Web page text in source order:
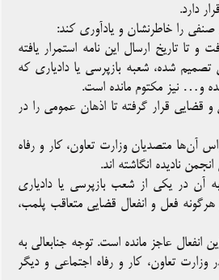
دارد.
صنفی را خاطرنشان و یادآوری کند:
تصمیم دادستان وقت تهران در تاریخ ۱۴/۵/۱۳۸۸ صورت پذیرفت و تا تاریخ ارسال این نامه استمرار یافته
تصمیم شده، شعبه‌ بازپرسی یا دادیاری که
و… نیز مکتوم مانده است.
قضایی قرار گرفته تا اذهان عمومی را در
آن‌ها متصدیان وزارت تعاون، کار و رفاه
نادیده انگاشته اند.
آن در یکی از شعب بازپرسی یا دادیاری
دفتر این انجمن و فقدان هرگونه فعل و انفعال قضایی متعاقب پلمب،
عاجز مانده است. توجه جنابعالی به
تعاون، کار و رفاه اجتماعی و دیگر